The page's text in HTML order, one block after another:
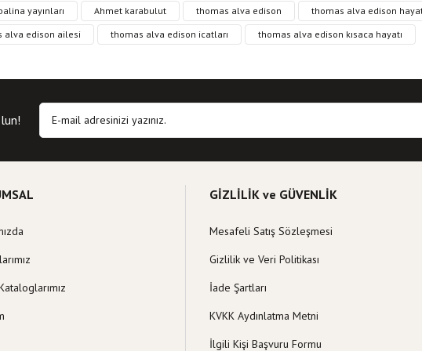
Bu kitaba ilk yorumu siz yapın!
Yorum Yaz
kitap açıklamalarında ve diğer konularda yetersiz gördüğünüz noktaları öneri formunu
teşekkür ederiz.
bulunuyor.
daha pahalı.
Gönder
yayınları Ahmet karabulut thomas alva edison thomas alva edison
alva edison ailesi
thomas alva edison icatları thomas alva edison kısaca hayatı
GİZLİLİK ve GÜVENLİK
Mesafeli Satış Sözleşmesi
Gizlilik ve Veri Politikası
İade Şartları
KVKK Aydınlatma Metni
İlgili Kişi Başvuru Formu